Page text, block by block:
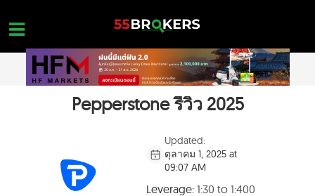
content
โบรกเกอร์ที่อยู่ในบัญชีดำ
การศึกษา FOREX
Pepperstone รีวิว 2025
Updated:
ตุลาคม 1, 2025 at
09:07 AM
Leverage:1:30 to 1:400